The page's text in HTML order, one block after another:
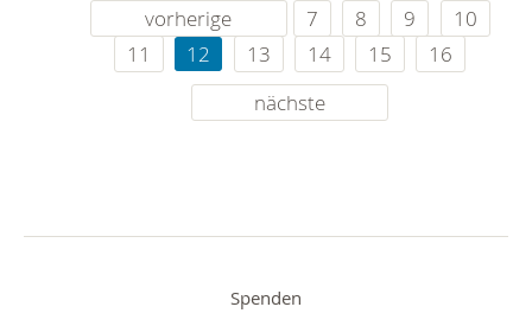
vorherige 7 8 9
10
11
12 13 14 15
16
nächste
Spenden